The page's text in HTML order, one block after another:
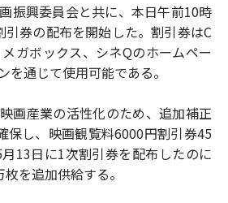
振興委員会と共に、本日午前10時
引券の配布を開始した。割引券はC
ガボックス、シネQのホームペー
を通じて使用可能である。
画産業の活性化のため、追加補正
保し、映画観覧料6000円割引券45
13日に1次割引券を配布したのに
を追加供給する。